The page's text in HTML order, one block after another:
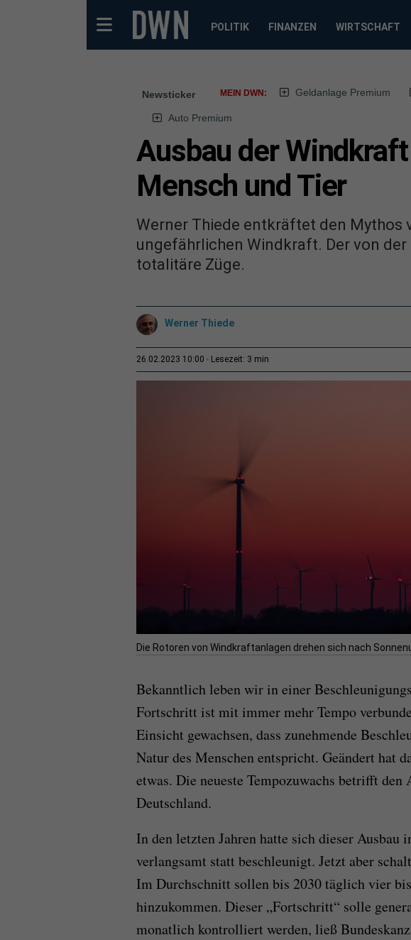
POLITIK FINANZEN WIRTSCHAFT
Newsticker MEIN DWN: Geldanlage Premium
Auto Premium
Ausbau der
Mensch und Tier
Werner Thiede entkräftet den Mythos
ungefährlichen Windkraft. Der von
totalitäre Züge.
Werner Thiede
26.02.2023 10:00 Lesezeit: 3 min
Die Rotoren von Windkraftanlagen drehen sich nach
Bekanntlich leben wir in einer
Fortschritt ist mit immer mehr Tempo
Einsicht gewachsen, dass zunehmende
Natur des Menschen entspricht. Geändert hat
etwas. Die neueste Tempozuwachs betrifft
Deutschland.
In den letzten Jahren hatte sich dieser Ausbau
verlangsamt statt beschleunigt. Jetzt aber
Im Durchschnitt sollen bis 2030 täglich vier
hinzukommen. Dieser „Fortschritt“ solle
monatlich kontrolliert werden, ließ